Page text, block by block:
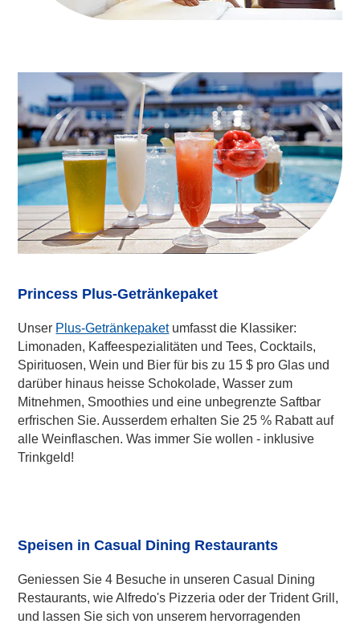
Princess Plus-Getränkepaket
Unser Plus-Getränkepaketumfasst die Klassiker:
Limonaden, Kaffeespezialitäten und Tees, Cocktails,
Spirituosen, Wein und Bier für bis zu 15 $ pro Glas und
darüber hinaus heisse Schokolade, Wasser zum
Mitnehmen, Smoothies und eine unbegrenzte Saftbar
erfrischen Sie. Ausserdem erhalten Sie 25 % Rabatt auf
alle Weinflaschen. Was immer Sie wollen - inklusive
Trinkgeld!
Speisen in Casual Dining Restaurants
Geniessen Sie 4 Besuche in unseren Casual Dining
Restaurants, wie Alfredo's Pizzeria oder der Trident Grill,
und lassen Sie sich von unserem hervorragenden